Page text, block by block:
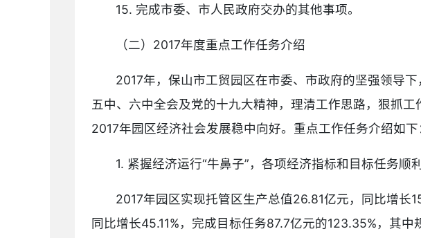
15. 完成市委、市人民政府交办的其他事项。
（二）2017年度重点工作任务介绍
2017年，保山市工贸园区在市委、市政府的坚强领导
五中、六中全会及党的十九大精神，理清工作思路，狠抓
2017年园区经济社会发展稳中向好。重点工作任务介绍如下
1. 紧握经济运行“牛鼻子”，各项经济指标和目标任务顺
2017年园区实现托管区生产总值26.81亿元，同比增长
同比增长45.11%，完成目标任务87.7亿元的123.35%，其